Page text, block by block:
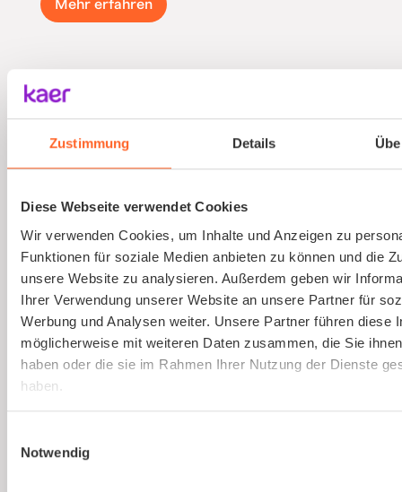
Zustimmung Details
Diese Webseite verwendet Cookies
Wir verwenden Cookies, um Inhalte und Anzeigen zu
Funktionen für soziale Medien anbieten zu können und die
unsere Website zu analysieren. Außerdem geben wir
Ihrer Verwendung unserer Website an unsere Partner für
Werbung und Analysen weiter. Unsere Partner führen diese
möglicherweise mit weiteren Daten zusammen, die Sie
haben oder die sie im Rahmen Ihrer Nutzung der Dienste
haben.
Notwendig
Mehr erfahren
Online und live die Ausbildung zum
und interessant.
Mehr erfahren